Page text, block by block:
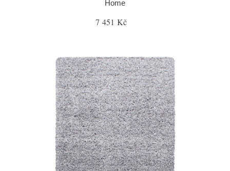
Home
7 451 Kč